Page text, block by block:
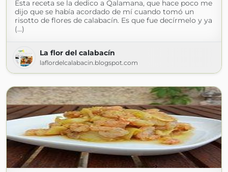
Esta receta se la dedico a Qalamana, que hace poco me
dijo que se había acordado de mí cuando tomó un
risotto de flores de calabacín. Es que fue decírmelo y ya
(...)
La flor del calabacín
laflordelcalabacin.blogspot.com